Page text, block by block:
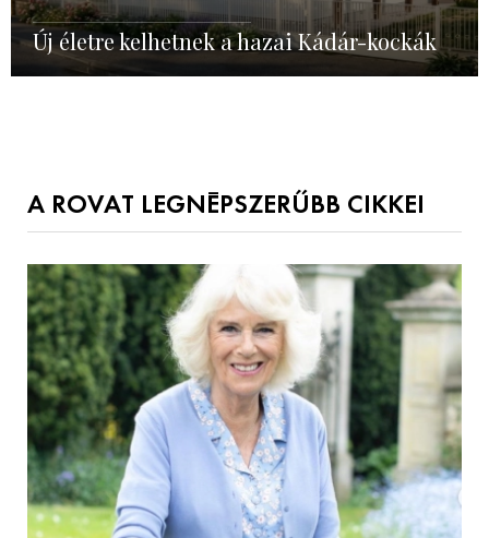
Új életre kelhetnek a hazai Kádár-kockák
A ROVAT LEGNÉPSZERŰBB CIKKEI